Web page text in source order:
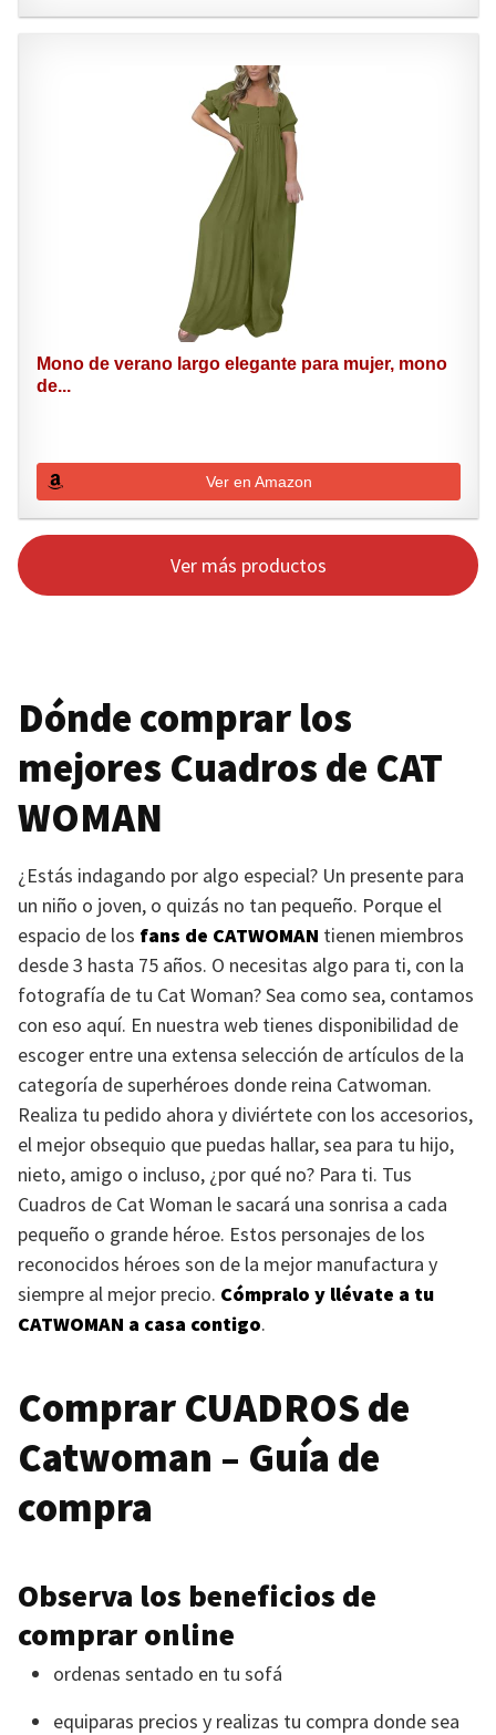
Mono de verano largo elegante para mujer, mono
de...
Ver en Amazon
Ver más productos
Dónde comprar los
mejores Cuadros de CAT
WOMAN
¿Estás indagando por algo especial? Un presente para
un niño o joven, o quizás no tan pequeño. Porque el
espacio de los fans de CATWOMAN tienen miembros
desde 3 hasta 75 años. O necesitas algo para ti, con la
fotografía de tu Cat Woman? Sea como sea, contamos
con eso aquí. En nuestra web tienes disponibilidad de
escoger entre una extensa selección de artículos de la
categoría de superhéroes donde reina Catwoman.
Realiza tu pedido ahora y diviértete con los accesorios,
el mejor obsequio que puedas hallar, sea para tu hijo,
nieto, amigo o incluso, ¿por qué no? Para ti. Tus
Cuadros de Cat Woman le sacará una sonrisa a cada
pequeño o grande héroe. Estos personajes de los
reconocidos héroes son de la mejor manufactura y
siempre al mejor precio. Cómpralo y llévate a tu
CATWOMAN a casa contigo.
Comprar CUADROS de
Catwoman – Guía de
compra
Observa los beneficios de
comprar online
ordenas sentado en tu sofá
equiparas precios y realizas tu compra donde sea